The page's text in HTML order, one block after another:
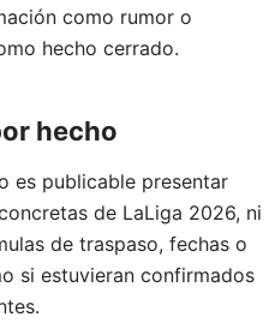
como rumor o
hecho cerrado.
hecho
es publicable presentar
de LaLiga 2026, ni
de traspaso, fechas o
si estuvieran confirmados